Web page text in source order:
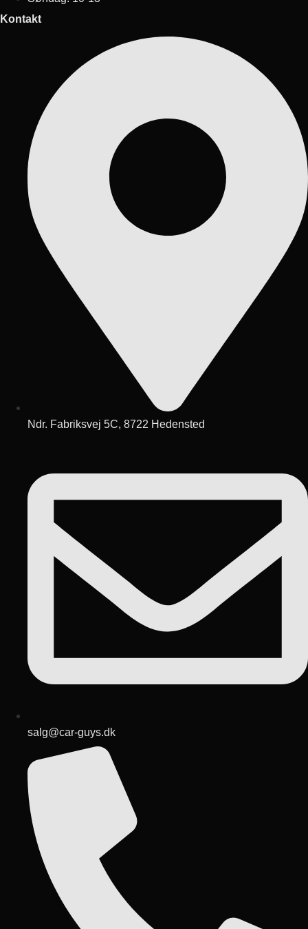
Kontakt
Ndr. Fabriksvej 5C, 8722 Hedensted
salg@car-guys.dk